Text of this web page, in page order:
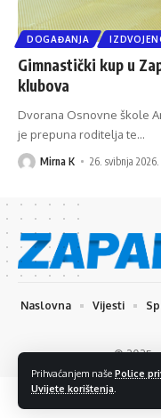
Prihvaćanjem naše Police
Uvijete korištenja
DOGAĐANJA
Gimnastički kup u
klubova
Dvorana Osnovne škole
je prepuna roditelja te…
Mirna K 26. svibnja 2026.
© 2025
Naslovna Vijesti